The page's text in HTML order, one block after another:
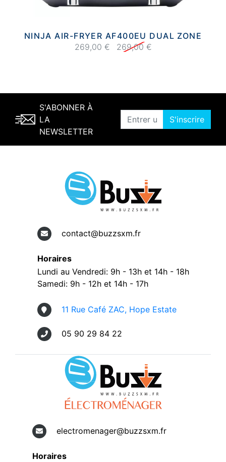
NINJA AIR-FRYER AF400EU DUAL ZONE
269,00 €
269,00 €
S'ABONNER À
LA
NEWSLETTER
S'inscrire
contact@buzzsxm.fr
Horaires
Lundi au Vendredi: 9h - 13h et 14h - 18h
Samedi: 9h - 12h et 14h - 17h
11 Rue Café ZAC, Hope Estate
05 90 29 84 22
electromenager@buzzsxm.fr
Horaires